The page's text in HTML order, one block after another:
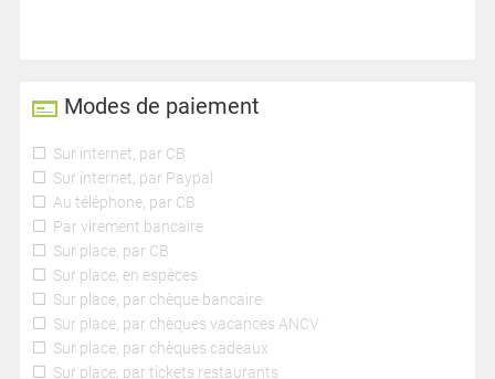
Modes de paiement
Sur internet, par CB
Sur internet, par Paypal
Au téléphone, par CB
Par virement bancaire
Sur place, par CB
Sur place, en espèces
Sur place, par chèque bancaire
Sur place, par chèques vacances ANCV
Sur place, par chèques cadeaux
Sur place, par tickets restaurants